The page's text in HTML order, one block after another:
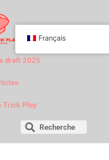
draft 2025
Trick Play
Français